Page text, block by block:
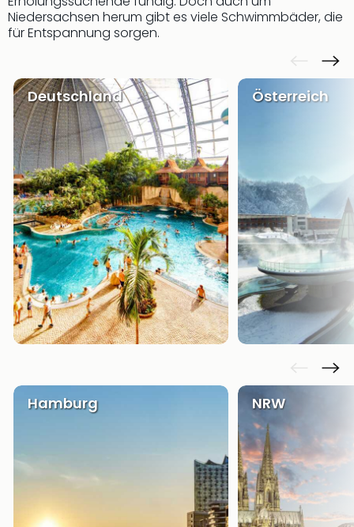
Niedersachsen herum gibt es viele Schwimmbäder, die
für Entspannung sorgen.
Deutschland Österreich
Hamburg NRW